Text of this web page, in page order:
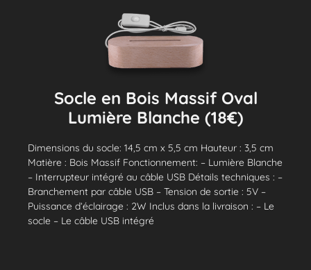
Socle en Bois Massif Oval
Lumière Blanche (18€)
Dimensions du socle: 14,5 cm x 5,5 cm Hauteur : 3,5 cm
Matière : Bois Massif Fonctionnement: – Lumière Blanche
– Interrupteur intégré au câble USB Détails techniques : –
Branchement par câble USB – Tension de sortie : 5V –
Puissance d’éclairage : 2W Inclus dans la livraison : – Le
socle – Le câble USB intégré